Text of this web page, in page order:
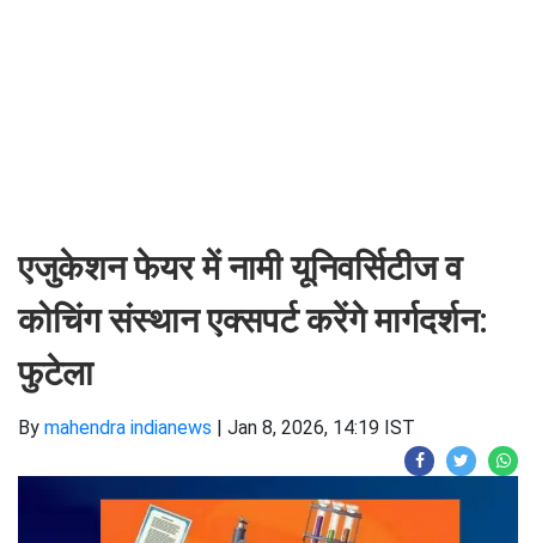
एजुकेशन फेयर में नामी यूनिवर्सिटीज व
कोचिंग संस्थान एक्सपर्ट करेंगे मार्गदर्शन:
फुटेला
By mahendra indianews | Jan 8, 2026, 14:19 IST